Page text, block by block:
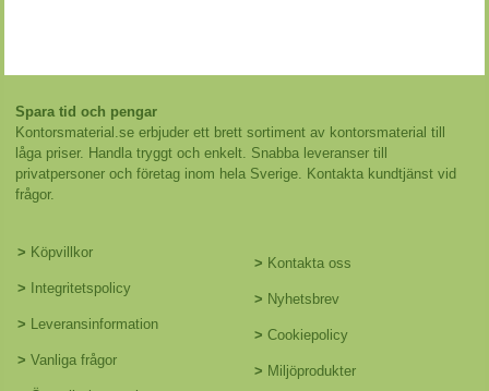
Spara tid och pengar
Kontorsmaterial.se erbjuder ett brett sortiment av kontorsmaterial till
låga priser. Handla tryggt och enkelt. Snabba leveranser till
privatpersoner och företag inom hela Sverige. Kontakta kundtjänst vid
frågor.
> Köpvillkor
> Integritetspolicy
> Leveransinformation
> Vanliga frågor
> Kontakta oss
> Nyhetsbrev
> Cookiepolicy
> Miljöprodukter